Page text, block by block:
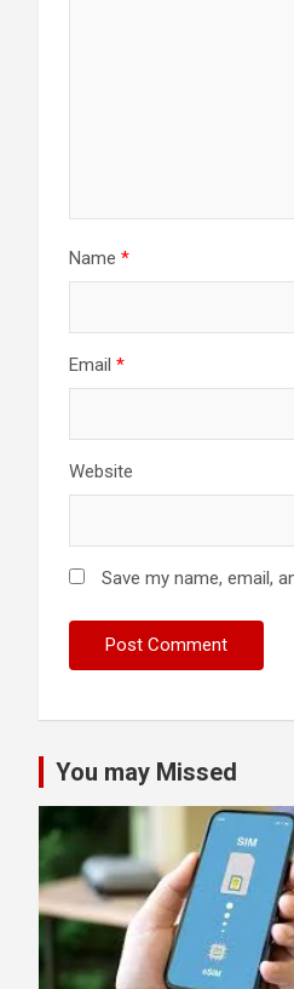
Name *
Email *
Website
Save my name, email,
You may Missed